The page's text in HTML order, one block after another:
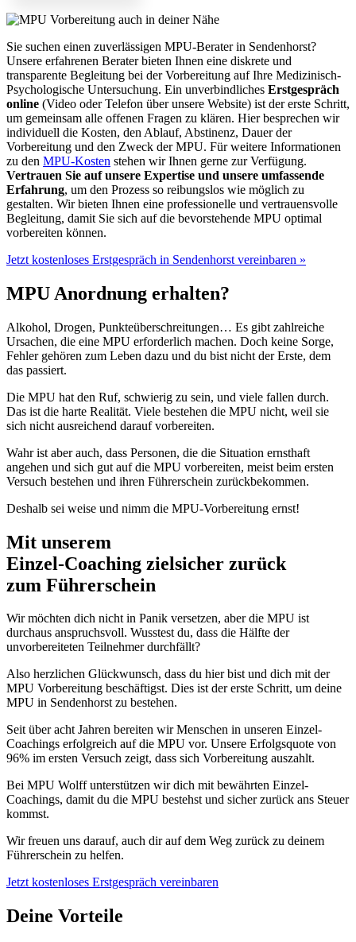
Sie suchen einen zuverlässigen MPU-Berater in Sendenhorst?
Unsere erfahrenen Berater bieten Ihnen eine diskrete und
transparente Begleitung bei der Vorbereitung auf Ihre Medizinisch-
Psychologische Untersuchung. Ein unverbindliches Erstgespräch
online (Video oder Telefon über unsere Website) ist der erste Schritt,
um gemeinsam alle offenen Fragen zu klären. Hier besprechen wir
individuell die Kosten, den Ablauf, Abstinenz, Dauer der
Vorbereitung und den Zweck der MPU. Für weitere Informationen
zu den MPU-Kosten stehen wir Ihnen gerne zur Verfügung.
Vertrauen Sie auf unsere Expertise und unsere umfassende
Erfahrung, um den Prozess so reibungslos wie möglich zu
gestalten. Wir bieten Ihnen eine professionelle und vertrauensvolle
Begleitung, damit Sie sich auf die bevorstehende MPU optimal
vorbereiten können.
Jetzt kostenloses Erstgespräch in Sendenhorst vereinbaren »
MPU Anordnung erhalten?
Alkohol, Drogen, Punkteüberschreitungen… Es gibt zahlreiche
Ursachen, die eine MPU erforderlich machen. Doch keine Sorge,
Fehler gehören zum Leben dazu und du bist nicht der Erste, dem
das passiert.
Die MPU hat den Ruf, schwierig zu sein, und viele fallen durch.
Das ist die harte Realität. Viele bestehen die MPU nicht, weil sie
sich nicht ausreichend darauf vorbereiten.
Wahr ist aber auch, dass Personen, die die Situation ernsthaft
angehen und sich gut auf die MPU vorbereiten, meist beim ersten
Versuch bestehen und ihren Führerschein zurückbekommen.
Deshalb sei weise und nimm die MPU-Vorbereitung ernst!
Mit unserem
Einzel-Coaching zielsicher zurück
zum Führerschein
Wir möchten dich nicht in Panik versetzen, aber die MPU ist
durchaus anspruchsvoll. Wusstest du, dass die Hälfte der
unvorbereiteten Teilnehmer durchfällt?
Also herzlichen Glückwunsch, dass du hier bist und dich mit der
MPU Vorbereitung beschäftigst. Dies ist der erste Schritt, um deine
MPU in Sendenhorst zu bestehen.
Seit über acht Jahren bereiten wir Menschen in unseren Einzel-
Coachings erfolgreich auf die MPU vor. Unsere Erfolgsquote von
96% im ersten Versuch zeigt, dass sich Vorbereitung auszahlt.
Bei MPU Wolff unterstützen wir dich mit bewährten Einzel-
Coachings, damit du die MPU bestehst und sicher zurück ans Steuer
kommst.
Wir freuen uns darauf, auch dir auf dem Weg zurück zu deinem
Führerschein zu helfen.
Jetzt kostenloses Erstgespräch vereinbaren
Deine Vorteile